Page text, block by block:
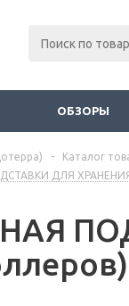
ОБЗОРЫ
- Каталог
ДЛЯ